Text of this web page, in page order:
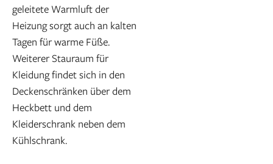
geleitete Warmluft der
Heizung sorgt auch an kalten
Tagen für warme Füße.
Weiterer Stauraum für
Kleidung findet sich in den
Deckenschränken über dem
Heckbett und dem
Kleiderschrank neben dem
Kühlschrank.